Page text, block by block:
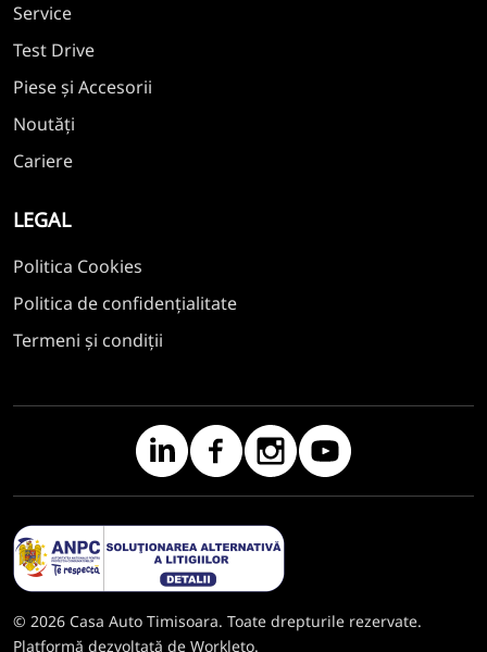
Service
Test Drive
Piese și Accesorii
Noutăți
Cariere
LEGAL
Politica Cookies
Politica de confidențialitate
Termeni și condiții
© 2026 Casa Auto Timisoara. Toate drepturile rezervate.
Platformă dezvoltată de Workleto.